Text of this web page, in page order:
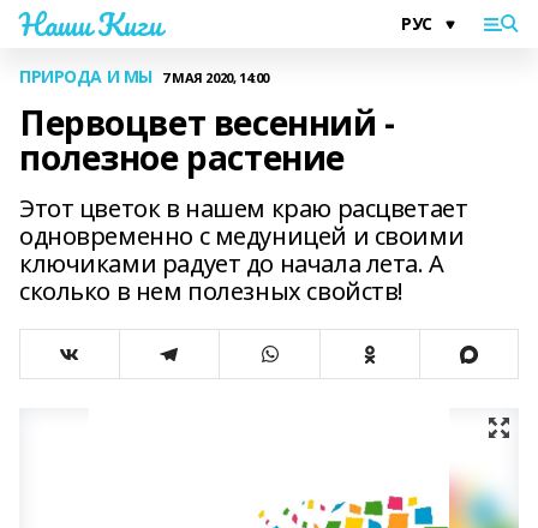
Наши Киги
ПРИРОДА И МЫ 7 МАЯ 2020, 14:00
Первоцвет весенний -
полезное растение
Этот цветок в нашем краю расцветает
одновременно с медуницей и своими
ключиками радует до начала лета. А
сколько в нем полезных свойств!